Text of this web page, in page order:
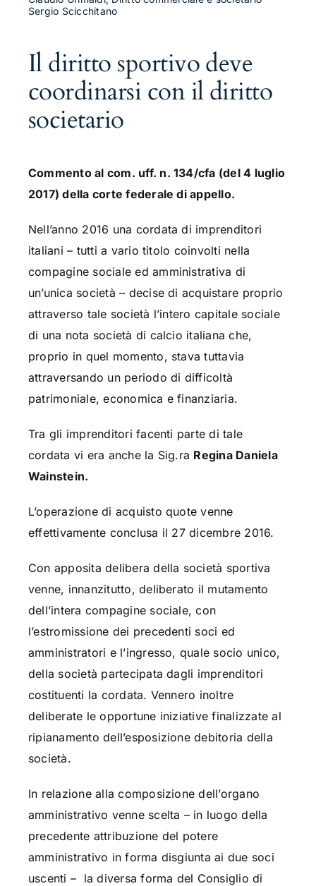
Sergio Scicchitano
Il diritto sportivo deve
coordinarsi con il diritto
societario
Commento al com. uff. n. 134/cfa (del 4 luglio
2017) della corte federale di appello.
Nell’anno 2016 una cordata di imprenditori
italiani – tutti a vario titolo coinvolti nella
compagine sociale ed amministrativa di
un’unica società – decise di acquistare proprio
attraverso tale società l’intero capitale sociale
di una nota società di calcio italiana che,
proprio in quel momento, stava tuttavia
attraversando un periodo di difficoltà
patrimoniale, economica e finanziaria.
Tra gli imprenditori facenti parte di tale
cordata vi era anche la Sig.ra Regina Daniela
Wainstein.
L’operazione di acquisto quote venne
effettivamente conclusa il 27 dicembre 2016.
Con apposita delibera della società sportiva
venne, innanzitutto, deliberato il mutamento
dell’intera compagine sociale, con
l’estromissione dei precedenti soci ed
amministratori e l’ingresso, quale socio unico,
della società partecipata dagli imprenditori
costituenti la cordata. Vennero inoltre
deliberate le opportune iniziative finalizzate al
ripianamento dell’esposizione debitoria della
società.
In relazione alla composizione dell’organo
amministrativo venne scelta – in luogo della
precedente attribuzione del potere
amministrativo in forma disgiunta ai due soci
uscenti – la diversa forma del Consiglio di